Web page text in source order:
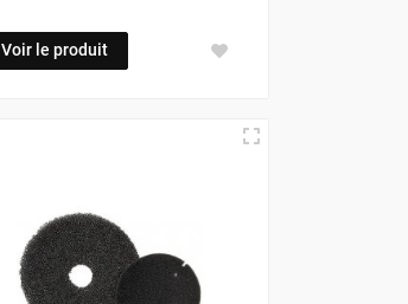
Voir le produit